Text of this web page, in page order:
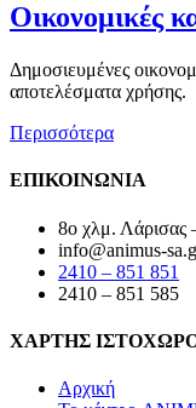
Οικονομικές
Δημοσιευμένες
αποτελέσματα χρήσης.
Περισσότερα
ΕΠΙΚΟΙΝΩΝΙΑ
8ο χλμ.
info@animus-
2410 – 851 851
2410 – 851 585
ΧΑΡΤΗΣ
Αρχική